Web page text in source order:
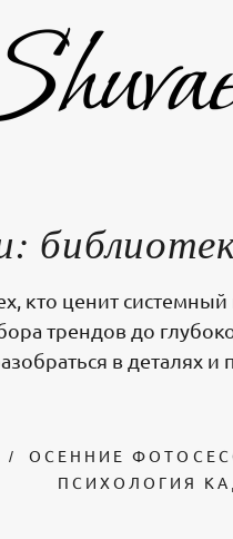
кто ценит
трендов до
в деталях
ОСЕННИЕ
ПСИХОЛОГИЯ